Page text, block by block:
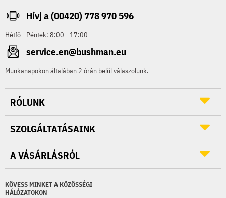
Hívj a (00420) 778 970 596
Hétfő - Péntek: 8:00 - 17:00
service.en@bushman.eu
Munkanapokon általában 2 órán belül válaszolunk.
KÖVESS MINKET A KÖZÖSSÉGI
HÁLÓZATOKON
RÓLUNK
SZOLGÁLTATÁSAINK
A VÁSÁRLÁSRÓL